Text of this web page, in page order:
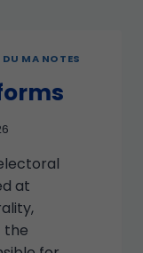
DU MA NOTES
at
the